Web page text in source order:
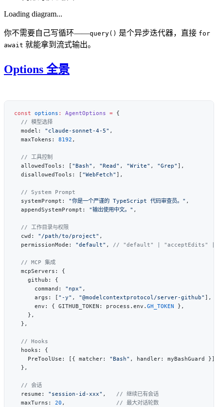
Loading diagram...
你不需要自己写循环——query() 是个异步迭代器，直接 for
await 就能拿到流式输出。
Options 全景
const options : AgentOptions =
  model:
"claude-sonnet-4-5"
  maxTokens:
8192
  allowedTools: [
"Bash" , "Read" , "Write" , "Grep"
  disallowedTools: [
"WebFetch"
  systemPrompt:
"你是一个严谨的 TypeScript 代码审查员。"
  appendSystemPrompt:
"输出使用中文。"
  cwd:
"/path/to/project"
  permissionMode:
"default" ,
      command:
"npx"
      args: [
"-y" , "@modelcontextprotocol/server-github"
      env: { GITHUB_TOKEN: process.env.
GH_TOKEN
    PreToolUse: [{ matcher:
"Bash"
  resume:
"session-id-xxx" ,
  maxTurns:
20 ,